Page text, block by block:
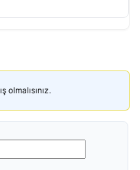
olmalısınız.